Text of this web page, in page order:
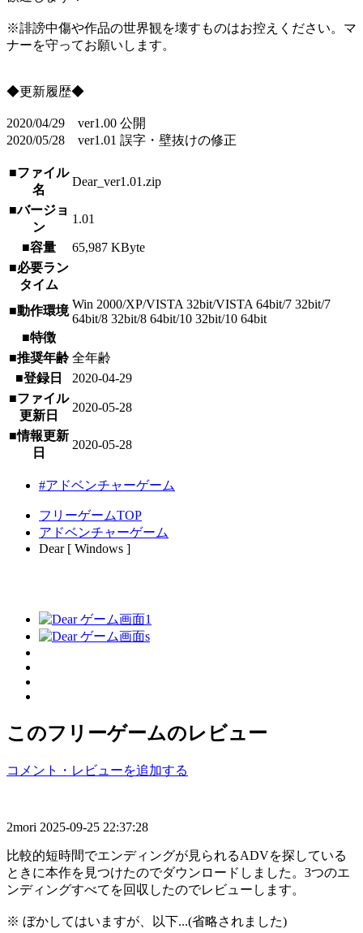
※誹謗中傷や作品の世界観を壊すものはお控えください。マ
ナーを守ってお願いします。
◆更新履歴◆
2020/04/29 ver1.00 公開
2020/05/28 ver1.01 誤字・壁抜けの修正
■ファイル
名
Dear_ver1.01.zip
■バージョ
ン
1.01
■容量
65,987 KByte
■必要ラン
タイム
■動作環境 Win 2000/XP/VISTA 32bit/VISTA 64bit/7 32bit/7
64bit/8 32bit/8 64bit/10 32bit/10 64bit
■特徴
■推奨年齢 全年齢
■登録日
2020-04-29
■ファイル
更新日
2020-05-28
■情報更新
日
2020-05-28
#アドベンチャーゲーム
フリーゲームTOP
アドベンチャーゲーム
Dear [ Windows ]
このフリーゲームのレビュー
コメント・レビューを追加する
2mori 2025-09-25 22:37:28
比較的短時間でエンディングが見られるADVを探している
ときに本作を見つけたのでダウンロードしました。3つのエ
ンディングすべてを回収したのでレビューします。
※ ぼかしてはいますが、以下...(省略されました)